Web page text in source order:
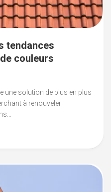
tendances
couleurs
une solution de plus en plus
à renouveler